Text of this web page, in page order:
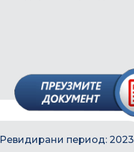
Ревидирани период: 2023